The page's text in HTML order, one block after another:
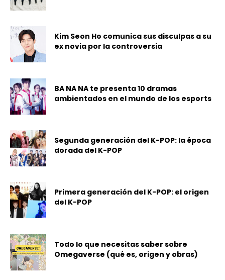
Kim Seon Ho comunica sus disculpas a su
ex novia por la controversia
BA NA NA te presenta 10 dramas
ambientados en el mundo de los esports
Segunda generación del K-POP: la época
dorada del K-POP
Primera generación del K-POP: el origen
del K-POP
Todo lo que necesitas saber sobre
Omegaverse (qué es, origen y obras)